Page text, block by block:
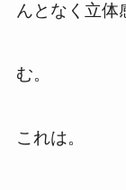
んとなく立体
む。
これは。